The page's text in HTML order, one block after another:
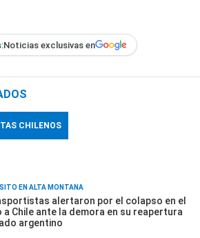
Noticias exclusivas en
CHILENOS
EN ALTA MONTAÑA
alertaron por el colapso en el
a Chile ante la demora en su reapertura
argentino